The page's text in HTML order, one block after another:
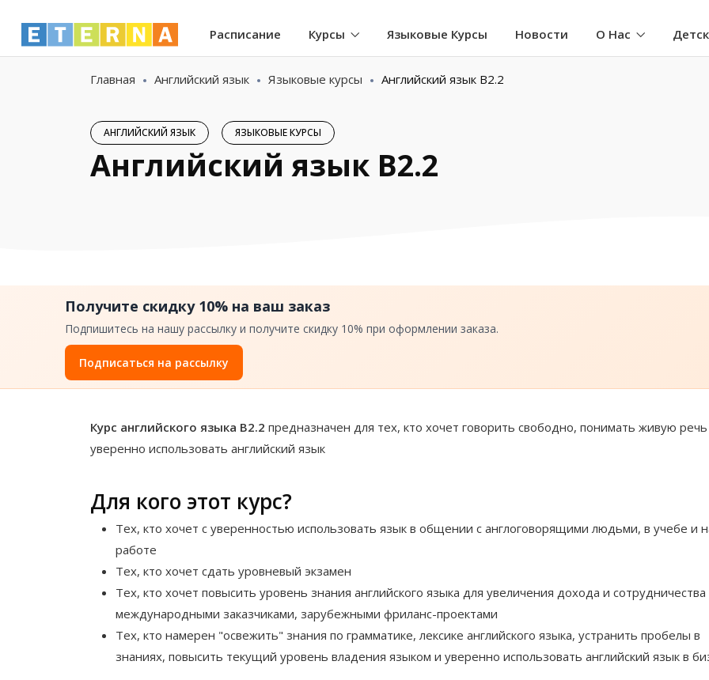
Расписание Курсы Языковые Курсы Новости О Нас
Главная Английский язык Языковые курсы Английский язык B2.2
АНГЛИЙСКИЙ ЯЗЫК ЯЗЫКОВЫЕ КУРСЫ
Английский язык B2.2
Получите скидку 10% на ваш заказ
Подпишитесь на нашу рассылку и получите скидку 10% при оформлении заказа.
Подписаться на рассылку
Курс английского языка B2.2 предназначен для тех, кто хочет говорить свободно, понимать живую
уверенно использовать английский язык
Для кого этот курс?
Тех, кто хочет с уверенностью использовать язык в общении с англоговорящими людьми, в учебе и
работе
Тех, кто хочет сдать уровневый экзамен
Тех, кто хочет повысить уровень знания английского языка для увеличения дохода и сотрудничества
международными заказчиками, зарубежными фриланс-проектами
Тех, кто намерен "освежить" знания по грамматике, лексике английского языка, устранить пробелы в
знаниях, повысить текущий уровень владения языком и уверенно использовать английский язык в